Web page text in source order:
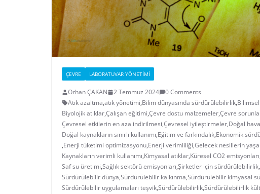
ÇEVRE LABORATUVAR YÖNETIMI
Orhan ÇAKAN 2 Temmuz 2024
0 Comments
Atık azaltma,atık yönetimi,Bilim dünyasında sürdürülebilirlik,
Biyolojik atıklar,Çalışan eğitimi,Çevre dostu malzemeler,Çevre
Çevresel etkilerin en aza indirilmesi,Çevresel iyileştirmeler,Doğal
Doğal kaynakların sınırlı kullanımı,Eğitim ve farkındalık,Ekonomik
,Enerji tüketimi optimizasyonu,Enerji verimliliği,Gelecek nesillerin
Kaynakların verimli kullanımı,Kimyasal atıklar,Küresel CO2 emisyonları
Saf su üretimi,Sağlık sektörü emisyonları,Şirketler için sürdürülebilirlik,
Sürdürülebilir dünya,Sürdürülebilir kalkınma,Sürdürülebilir kimyasal
Sürdürülebilir uygulamaları teşvik,Sürdürülebilirlik,Sürdürülebilirlik